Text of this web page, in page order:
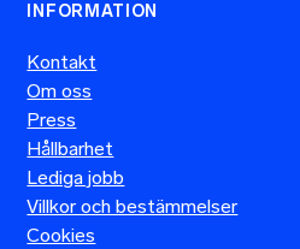
INFORMATION
Kontakt
Om oss
Press
Hållbarhet
Lediga jobb
Villkor och bestämmelser
Cookies